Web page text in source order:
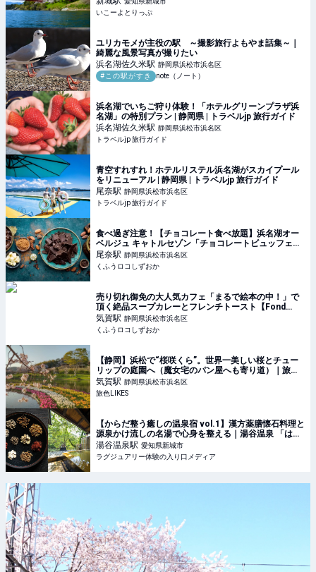
いこーよとりっぷ
ユリカモメが主役の駅 ～撮影旅行よもやま話集～｜
綺麗な風景写真が撮りたい
浜名湖佐久米駅 静岡県浜松市浜名区
#この駅がすき
note（ノート）
浜名湖でいちご狩り体験！「ホテルグリーンプラザ浜
名湖」の特別プラン | 静岡県 | トラベルjp 旅行ガイド
浜名湖佐久米駅 静岡県浜松市浜名区
トラベルjp 旅行ガイド
青空すれすれ！ホテルリステル浜名湖がスカイプール
をリニューアル | 静岡県 | トラベルjp 旅行ガイド
尾奈駅 静岡県浜松市浜名区
トラベルjp 旅行ガイド
食べ過ぎ注意！【チョコレート食べ放題】浜名湖オー
ベルジュ キャトルセゾン「チョコレートビュッフェ
2025」予約開始！ | くふうロコしずおか
尾奈駅 静岡県浜松市浜名区
くふうロコしずおか
売り切れ御免の大人気カフェ「まるで絵本の中！」で
頂く絶品スープカレーとフレンチトースト【Fond
Cafe】浜松に行ったら行かなきゃ損 | くふうロコしず
おか
気賀駅 静岡県浜松市浜名区
くふうロコしずおか
【静岡】浜松で“桜咲くら”。世界一美しい桜とチュー
リップの庭園へ（魔女宅のパン屋へも寄り道）｜旅色
LIKES
気賀駅 静岡県浜松市浜名区
旅色LIKES
【からだ整う癒しの温泉宿 vol.1】漢方薬膳懐石料理と
源泉かけ流しの名湯で心身を整える｜湯谷温泉 「はづ
木」
湯谷温泉駅 愛知県新城市
ラグジュアリー体験の入り口メディア